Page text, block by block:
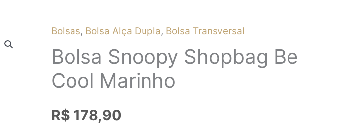
Bolsas, Bolsa Alça Dupla, Bolsa Transversal
Bolsa Snoopy Shopbag Be
Cool Marinho
R$ 178,90